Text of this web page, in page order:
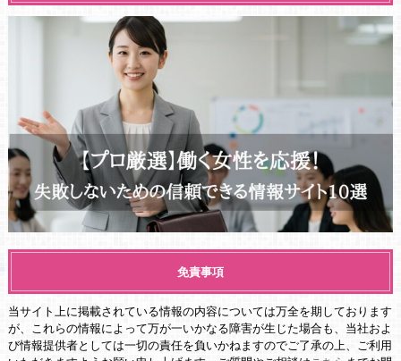
免責事項
当サイト上に掲載されている情報の内容については万全を期しております
が、これらの情報によって万が一いかなる障害が生じた場合も、当社およ
び情報提供者としては一切の責任を負いかねますのでご了承の上、ご利用